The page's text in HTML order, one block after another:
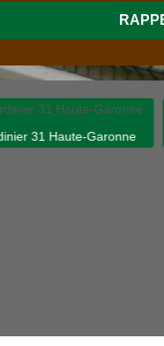
31 Haute-Garonne